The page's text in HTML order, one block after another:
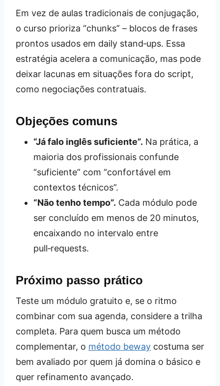
Em vez de aulas tradicionais de conjugação,
o curso prioriza “chunks” – blocos de frases
prontos usados em daily stand‑ups. Essa
estratégia acelera a comunicação, mas pode
deixar lacunas em situações fora do script,
como negociações contratuais.
Objeções comuns
“Já falo inglês suficiente”. Na prática, a
maioria dos profissionais confunde
“suficiente” com “confortável em
contextos técnicos”.
“Não tenho tempo”. Cada módulo pode
ser concluído em menos de 20 minutos,
encaixando no intervalo entre
pull‑requests.
Próximo passo prático
Teste um módulo gratuito e, se o ritmo
combinar com sua agenda, considere a trilha
completa. Para quem busca um método
complementar, o método beway costuma ser
bem avaliado por quem já domina o básico e
quer refinamento avançado.